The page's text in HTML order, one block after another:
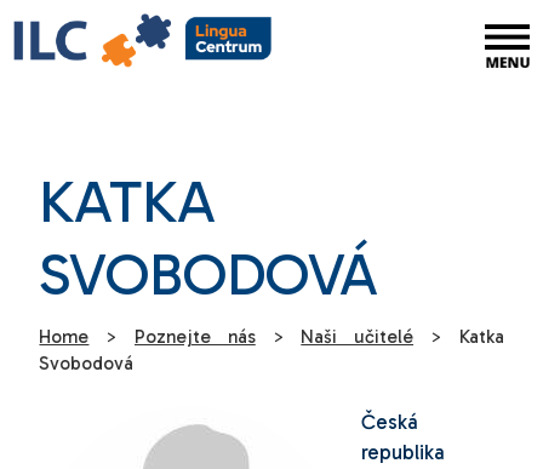
KATKA
SVOBODOVÁ
Home > Poznejte nás > Naši učitelé >
Katka
Svobodová
Česká
republika